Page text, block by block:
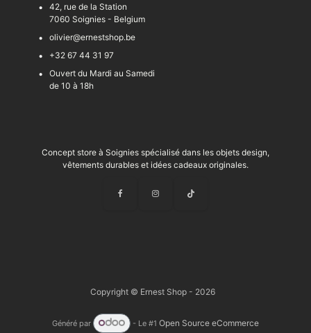
42, rue de la Station
7060 Soignies - Belgium
olivier@ernestshop.be
+32 67 44 31 97
Ouvert du Mardi au Samedi
de 10 à 18h
Concept store à Soignies spécialisé dans les objets design,
vêtements durables et idées cadeaux originales.
Copyright © Ernest Shop - 2026
Généré par - Le #1Open Source eCommerce